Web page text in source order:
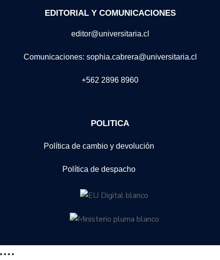
EDITORIAL Y COMUNICACIONES
editor@universitaria.cl
Comunicaciones: sophia.cabrera@universitaria.cl
+562 2896 8960
POLITICA
Política de cambio y devolución
Política de despacho